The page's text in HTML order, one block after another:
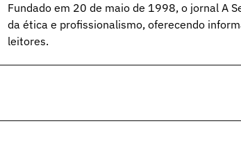
Fundado em 20 de maio de 1998, o jornal A
da ética e profissionalismo, oferecendo
leitores.